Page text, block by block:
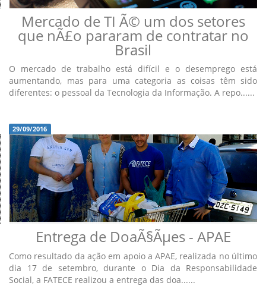
Mercado de TI Ã© um dos setores
que nÃ£o pararam de contratar no
Brasil
O mercado de trabalho está difícil e o desemprego está
aumentando, mas para uma categoria as coisas têm sido
diferentes: o pessoal da Tecnologia da Informação. A repo......
29/09/2016
Entrega de DoaÃ§Ãµes - APAE
Como resultado da ação em apoio a APAE, realizada no último
dia 17 de setembro, durante o Dia da Responsabilidade
Social, a FATECE realizou a entrega das doa......